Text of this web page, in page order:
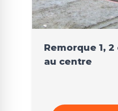
Remorque 1,
au centre